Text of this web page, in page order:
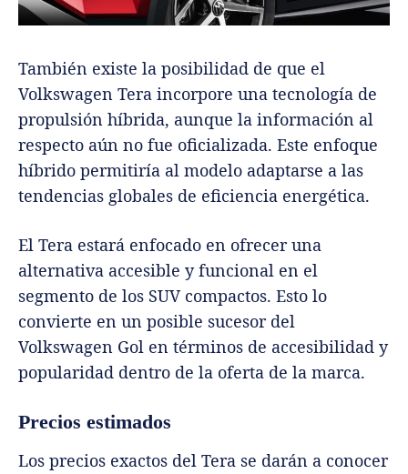
También existe la posibilidad de que el
Volkswagen Tera incorpore una tecnología de
propulsión híbrida, aunque la información al
respecto aún no fue oficializada. Este enfoque
híbrido permitiría al modelo adaptarse a las
tendencias globales de eficiencia energética.
El Tera estará enfocado en ofrecer una
alternativa accesible y funcional en el
segmento de los SUV compactos. Esto lo
convierte en un posible sucesor del
Volkswagen Gol en términos de accesibilidad y
popularidad dentro de la oferta de la marca.
Precios estimados
Los precios exactos del Tera se darán a conocer